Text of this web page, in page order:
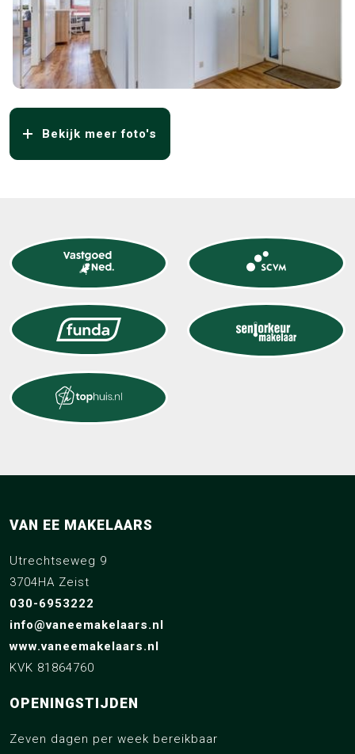
Bekijk meer foto's
VAN EE MAKELAARS
Utrechtseweg 9
3704HA Zeist
030-6953222
info@vaneemakelaars.nl
www.vaneemakelaars.nl
KVK 81864760
OPENINGSTIJDEN
Zeven dagen per week bereikbaar